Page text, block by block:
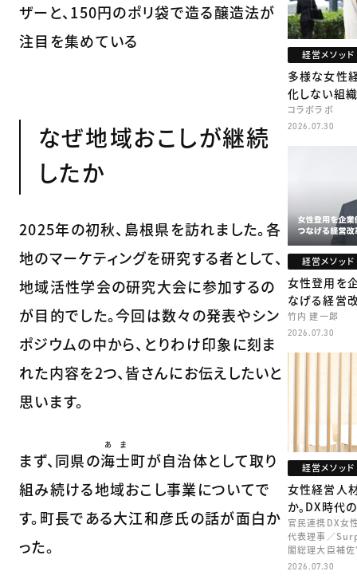
ザーと、150円のポリ袋で造る醸造法が
注目を集めている
なぜ地域おこしが継続
したか
2025年の初秋、島根県を訪れました。各
地のマーケティングを研究する者として、
地域活性学会の研究大会に参加するの
が目的でした。今回は数々の発表やシン
ポジウムの中から、とりわけ印象に刻ま
れた内容を2つ、皆さんにお伝えしたいと
思います。
まず、同県の海士
あま
町が自治体として取り
組み続ける地域おこし事業についてで
す。町長である大江和彦氏の話が面白か
った。
経営メソッド
多様な女性
化しない組織
コラボラボ
2026.07.30
経営メソッド
女性登用を
なげる経営
竹内 建一郎
2026.07.30
経営メソッド
女性経営人
か。DX時代
官民連携DX女
代表理事／
閣総理大臣補佐
矢田 稚子
2026.07.30